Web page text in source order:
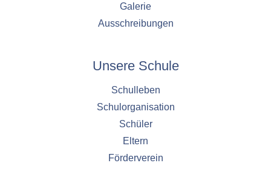
Galerie
Ausschreibungen
Unsere Schule
Schulleben
Schulorganisation
Schüler
Eltern
Förderverein